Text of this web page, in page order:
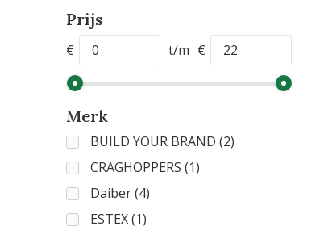
Prijs
€ t/m €
Merk
BUILD YOUR BRAND (2)
CRAGHOPPERS (1)
Daiber (4)
ESTEX (1)